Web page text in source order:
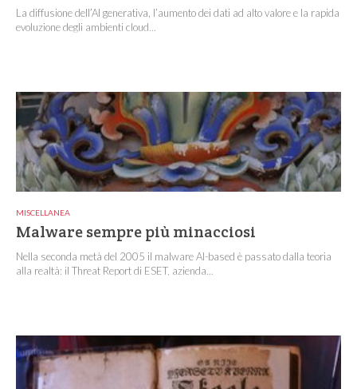
La diffusione dell’AI generativa, l’aumento dei dati ad alto valore e la rapida
evoluzione degli ambienti cloud...
MISCELLANEA
Malware sempre più minacciosi
Nella seconda metà del 2005 il malware AI-based è passato dalla teoria
alla realtà: il Threat Report di ESET, azienda...